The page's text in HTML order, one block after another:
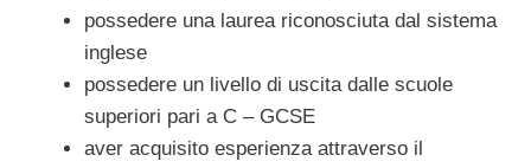
possedere una laurea riconosciuta dal sistema
inglese
possedere un livello di uscita dalle scuole
superiori pari a C – GCSE
aver acquisito esperienza attraverso il